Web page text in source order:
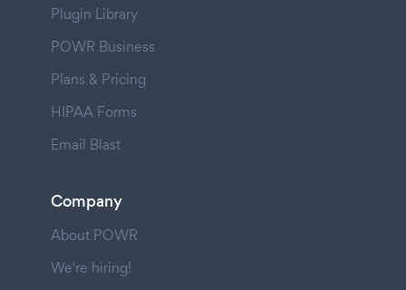
Plugin Library
POWR Business
Plans & Pricing
HIPAA Forms
Email Blast
Company
About POWR
We're hiring!